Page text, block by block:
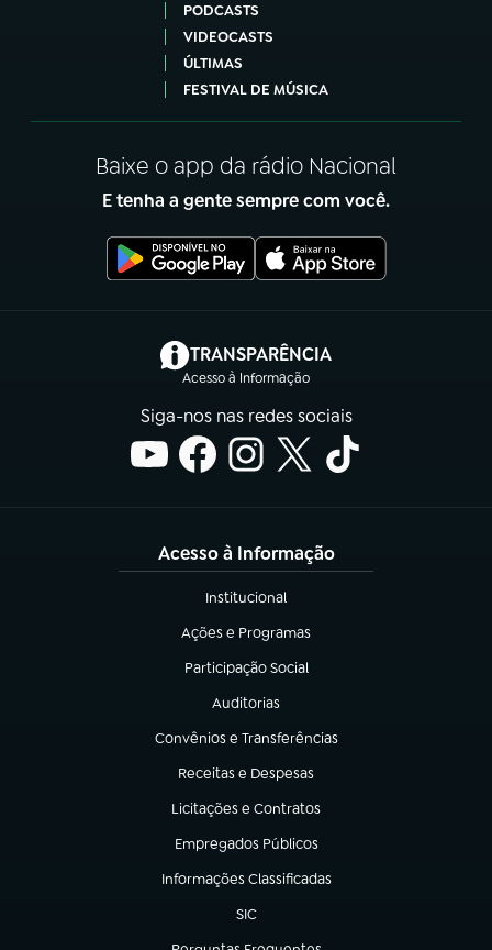
PODCASTS
VIDEOCASTS
ÚLTIMAS
FESTIVAL DE MÚSICA
Baixe o app da rádio Nacional
E tenha a gente sempre com você.
TRANSPARÊNCIA
Acesso à Informação
(abre em nova aba)
Siga-nos nas redes sociais
Acesso à Informação
Institucional
(abre em nova aba)
Ações e Programas
(abre em nova aba)
Participação Social
(abre em nova aba)
Auditorias
(abre em nova aba)
Convênios e Transferências
(abre em nova aba)
Receitas e Despesas
(abre em nova aba)
Licitações e Contratos
(abre em nova aba)
Empregados Públicos
(abre em nova aba)
Informações Classificadas
(abre em nova aba)
SIC
(abre em nova aba)